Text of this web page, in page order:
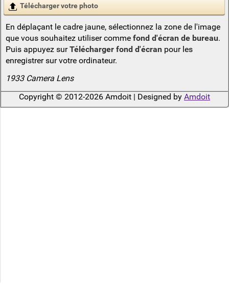
Télécharger votre photo
En déplaçant le cadre jaune, sélectionnez la zone de l'image
que vous souhaitez utiliser comme fond d'écran de bureau.
Puis appuyez surTélécharger fond d'écranpour les
enregistrer sur votre ordinateur.
1933 Camera Lens
Copyright © 2012-2026 Amdoit | Designed by Amdoit